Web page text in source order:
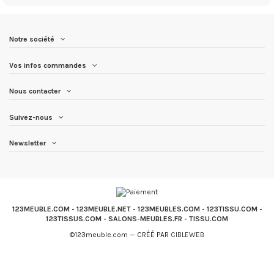
Notre société
Vos infos commandes
Nous contacter
Suivez-nous
Newsletter
123MEUBLE.COM - 123MEUBLE.NET- 123MEUBLES.COM - 123TISSU.COM -
123TISSUS.COM - SALONS-MEUBLES.FR - TISSU.COM
©123meuble.com — CRÉÉ PAR CIBLEWEB